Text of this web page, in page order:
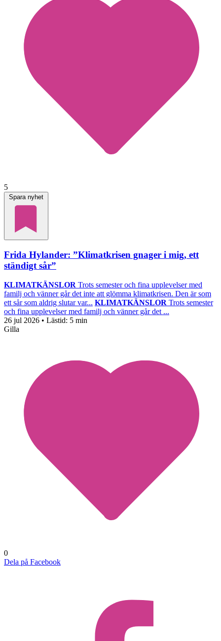
5
Spara nyhet
Frida Hylander: ”Klimatkrisen gnager i mig, ett
ständigt sår”
KLIMATKÄNSLOR Trots semester och fina upplevelser med
familj och vänner går det inte att glömma klimatkrisen. Den är som
ett sår som aldrig slutar var... KLIMATKÄNSLOR Trots semester
och fina upplevelser med familj och vänner går det ...
26 jul 2026 • Lästid: 5 min
Gilla
0
Dela på Facebook